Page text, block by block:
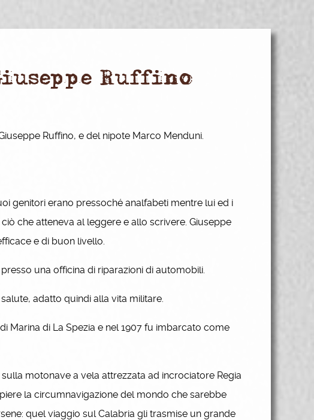
Ruffino
Ruffino, e del nipote Marco Menduni.
genitori erano pressoché analfabeti mentre lui ed i
che atteneva al leggere e allo scrivere. Giuseppe
e di buon livello.
una officina di riparazioni di automobili.
adatto quindi alla vita militare.
Marina di La Spezia e nel 1907 fu imbarcato come
motonave a vela attrezzata ad incrociatore Regia
la circumnavigazione del mondo che sarebbe
quel viaggio sul Calabria gli trasmise un grande